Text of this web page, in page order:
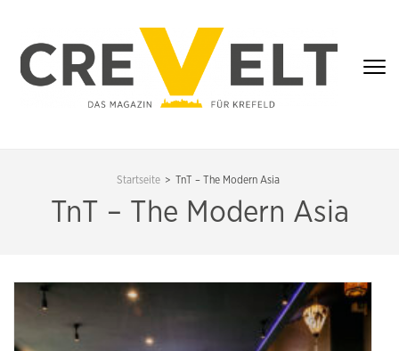
springen
(Enter
KREFELD
Startseite > TnT – The Modern Asia
TnT – The Modern Asia